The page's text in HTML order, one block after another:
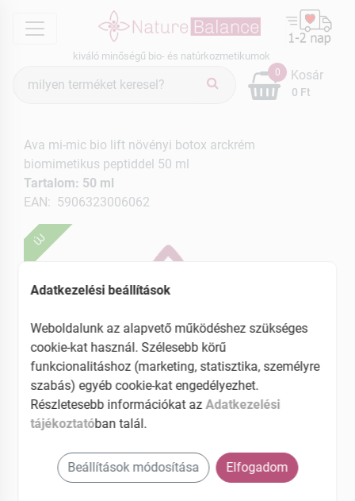
menu
kiváló minőségű bio- és natúrkozmetikumok
keresés
0
0 Ft
Kosár
ÚJ
Ava mi-mic bio lift növényi botox arckrém
biomimetikus peptiddel 50 ml
Tartalom: 50 ml
EAN: 5906323006062
Adatkezelési beállítások
Weboldalunk az alapvető működéshez szükséges
cookie-kat használ. Szélesebb körű
funkcionalitáshoz (marketing, statisztika, személyre
szabás) egyéb cookie-kat engedélyezhet.
Részletesebb információkat az Adatkezelési
tájékoztatóban talál.
Beállítások módosítása Elfogadom